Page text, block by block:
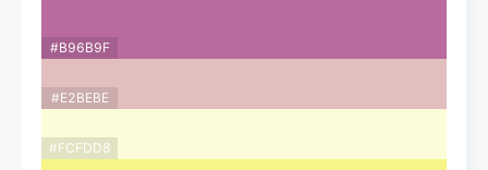
#B96B9F
#E2BEBE
#FCFDD8